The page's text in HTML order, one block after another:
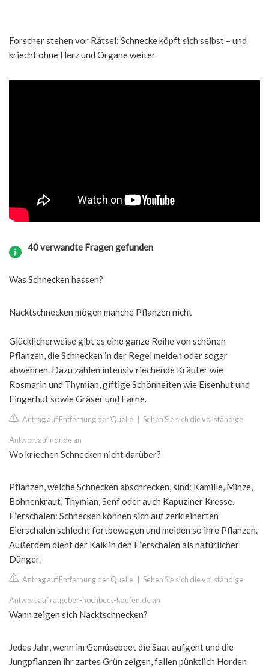
Forscher stehen vor Rätsel: Schnecke köpft sich selbst – und
kriecht ohne Herz und Organe weiter
40 verwandte Fragen gefunden
Was Schnecken hassen?
Nacktschnecken mögen manche Pflanzen nicht
Glücklicherweise gibt es eine ganze Reihe von schönen
Pflanzen, die Schnecken in der Regel meiden oder sogar
abwehren. Dazu zählen intensiv riechende Kräuter wie
Rosmarin und Thymian, giftige Schönheiten wie Eisenhut und
Fingerhut sowie Gräser und Farne.
Antrag auf Entfernung der Quelle Sehen Sie sich die vollständige
Antwort auf ndr.de an
Wo kriechen Schnecken nicht darüber?
Pflanzen, welche Schnecken abschrecken, sind: Kamille, Minze,
Bohnenkraut, Thymian, Senf oder auch Kapuziner Kresse.
Eierschalen: Schnecken können sich auf zerkleinerten
Eierschalen schlecht fortbewegen und meiden so ihre Pflanzen.
Außerdem dient der Kalk in den Eierschalen als natürlicher
Dünger.
Antrag auf Entfernung der Quelle Sehen Sie sich die vollständige
Antwort auf ratgeber-hochbeet-kaufen.de an
Wann zeigen sich Nacktschnecken?
Jedes Jahr, wenn im Gemüsebeet die Saat aufgeht und die
Jungpflanzen ihr zartes Grün zeigen, fallen pünktlich Horden